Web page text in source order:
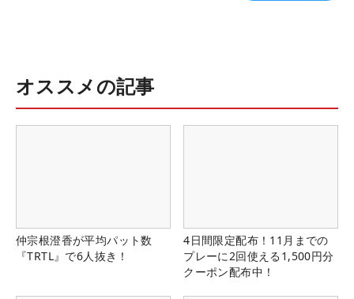
オススメの記事
仲宗根澄香が平均パット数
『TRTL』で6人抜き！
4日間限定配布！11月までの
プレーに2回使える1,500円分
クーポン配布中！